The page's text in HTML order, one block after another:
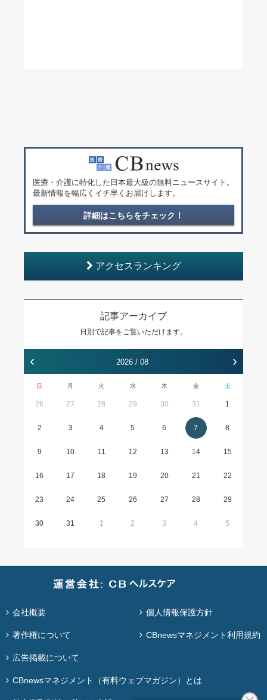
医療・介護に特化した日本最大級の無料ニュースサイト。
最新情報を幅広くイチ早くお届けします。
詳細はこちらをチェック！
アクセスランキング
記事アーカイブ
日別で記事をご覧いただけます。
‹ 2026 / 08 ›
日 月 火 水 木 金 土
26 27 28 29 30 31 1
2 3 4 5 6 7 8
9 10 11 12 13 14 15
16 17 18 19 20 21 22
23 24 25 26 27 28 29
30 31 1 2 3 4 5
会社概要 個人情報保護方針
著作権について CBnewsマネジメント利用規約
広告掲載について
CBnewsマネジメント（有料ウェブマガジン）とは